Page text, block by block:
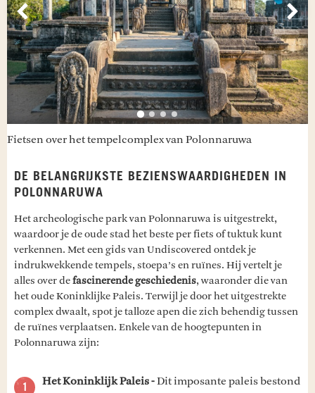
Vorige
Fietsen over het tempelcomplex van Polonnaruwa
DE BELANGRIJKSTE BEZIENSWAARDIGHEDEN IN
POLONNARUWA
Het archeologische park van Polonnaruwa is uitgestrekt,
waardoor je de oude stad het beste per fiets of tuktuk kunt
verkennen. Met een gids van Undiscovered ontdek je
indrukwekkende tempels, stoepa’s en ruïnes. Hij vertelt je
alles over defascinerende geschiedenis, waaronder die van
het oude Koninklijke Paleis. Terwijl je door het uitgestrekte
complex dwaalt, spot je talloze apen die zich behendig tussen
de ruïnes verplaatsen. Enkele van de hoogtepunten in
Polonnaruwa zijn:
Het Koninklijk Paleis -Dit imposante paleis bestond